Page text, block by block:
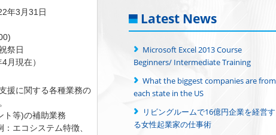
年3月31日
祭日
月現在）
援に関する各種業務の
等)の補助業務
エコシステム特徴、
Latest News
Microsoft Excel 2013 Course
Beginners/ Intermediate Training
What the biggest companies are from
each state in the US
リビングルームで16億円企業を経営す
る女性起業家の仕事術